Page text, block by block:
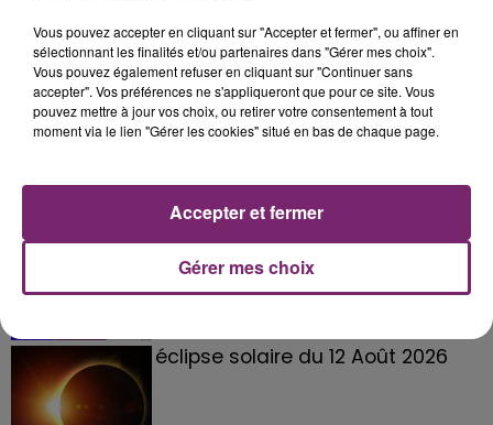
La Bulle - Guinguette éphémère
éclipse solaire du 12 Août 2026
Vous pouvez accepter en cliquant sur "Accepter et fermer", ou affiner en
sélectionnant les finalités et/ou partenaires dans "Gérer mes choix".
Vous pouvez également refuser en cliquant sur "Continuer sans
accepter". Vos préférences ne s'appliqueront que pour ce site. Vous
pouvez mettre à jour vos choix, ou retirer votre consentement à tout
moment via le lien "Gérer les cookies" situé en bas de chaque page.
Gérer mes choix
Accepter et fermer